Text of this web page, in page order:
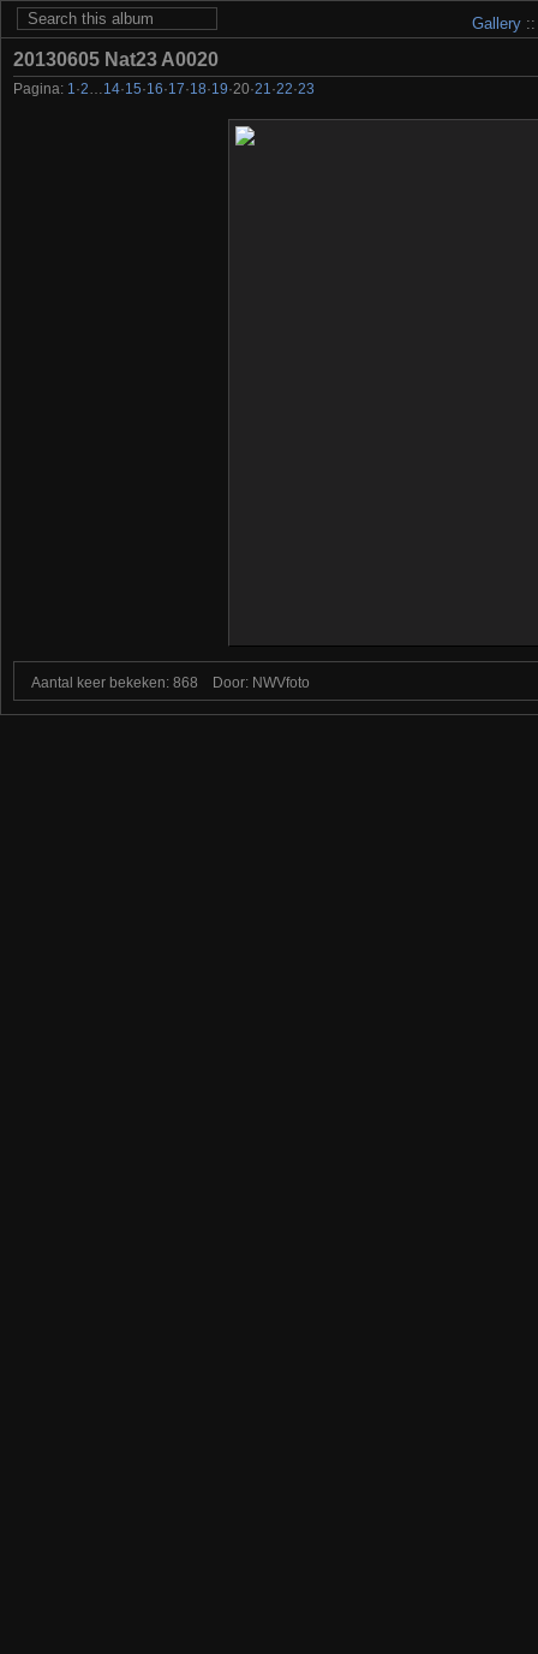
Gallery
20130605 Nat23 A0020
Pagina: 1 ·2 14·15·16·17·18·19·20·21 ·22·23
Aantal keer bekeken: 868 Door: NWVfoto